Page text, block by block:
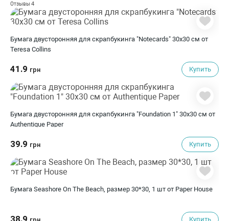
Отзывы 4
Бумага двусторонняя для скрапбукинга "Notecards" 30х30 см от
Teresa Collins
41.9 грн Купить
Бумага двусторонняя для скрапбукинга "Foundation 1" 30х30 см от
Authentique Paper
39.9 грн Купить
Бумага Seashore On The Beach, размер 30*30, 1 шт от Paper House
38.9 грн Купить